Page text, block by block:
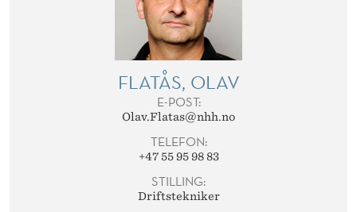
FLATÅS, OLAV
E-POST:
Olav.Flatas@nhh.no
TELEFON:
+47 55 95 98 83
STILLING:
Driftstekniker